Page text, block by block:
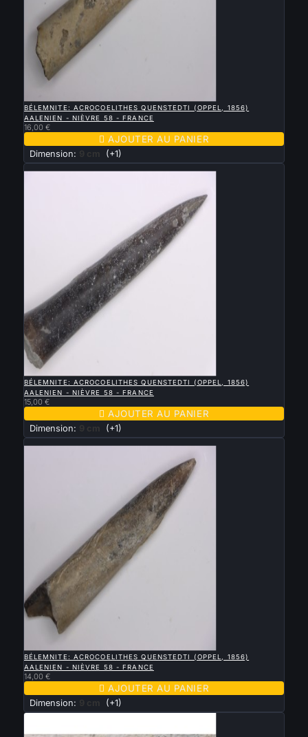
BÉLEMNITE: ACROCOELITHES QUENSTEDTI (OPPEL, 1856)
AALENIEN - NIÈVRE 58 - FRANCE
16,00 €
 AJOUTER AU PANIER
Dimension: 9 cm (+1)
APERÇU RAPIDE
BÉLEMNITE: ACROCOELITHES QUENSTEDTI (OPPEL, 1856)
AALENIEN - NIÈVRE 58 - FRANCE
15,00 €
 AJOUTER AU PANIER
Dimension: 9 cm (+1)
Nouveau
BÉLEMNITE: ACROCOELITHES QUENSTEDTI (OPPEL, 1856)
AALENIEN - NIÈVRE 58 - FRANCE
14,00 €
 AJOUTER AU PANIER
Dimension: 9 cm (+1)